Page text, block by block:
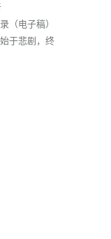
（电子稿）
于悲剧，终